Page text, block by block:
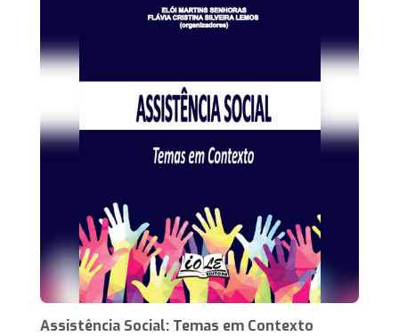
Assistência Social: Temas em Contexto